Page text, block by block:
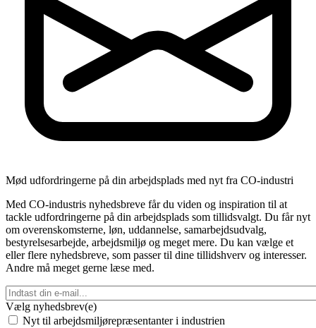
Mød udfordringerne på din arbejdsplads med nyt fra CO-industri
Med CO-industris nyhedsbreve får du viden og inspiration til at
tackle udfordringerne på din arbejdsplads som tillidsvalgt. Du får nyt
om overenskomsterne, løn, uddannelse, samarbejdsudvalg,
bestyrelsesarbejde, arbejdsmiljø og meget mere. Du kan vælge et
eller flere nyhedsbreve, som passer til dine tillidshverv og interesser.
Andre må meget gerne læse med.
Vælg nyhedsbrev(e)
Nyt til arbejdsmiljørepræsentanter i industrien